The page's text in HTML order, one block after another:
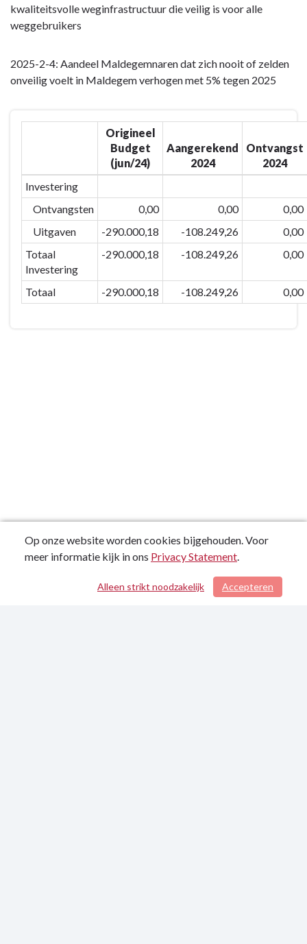
Omschrijving
naar
navigatie
Strategische
Beleidsdoelstelling:
Bereikbaar
Maldegem
prioritaire
beleidsdoelstellingen
strategische
kwaliteitsvolle weginfrastructuur die veilig is voor alle
weggebruikers
2025-2-4: Aandeel Maldegemnaren dat zich nooit of zelden
onveilig voelt in Maldegem verhogen met 5% tegen 2025
Origineel
Budget
(jun/24)
Aangerekend
2024
Ontvangst
2024
Investering
Ontvangsten
0,00 0,00
0,00
Uitgaven
-290.000,18 -108.249,26
0,00
Totaal
Investering
-290.000,18 -108.249,26 0,00
Totaal -290.000,18 -108.249,26 0,00
/ 190
Op onze website worden cookies bijgehouden. Voor
meer informatie kijk in ons Privacy Statement.
Accepteren
Alleen strikt noodzakelijk